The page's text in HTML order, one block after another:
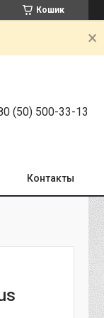
Кошик
(50) 500-33-13
Контакты